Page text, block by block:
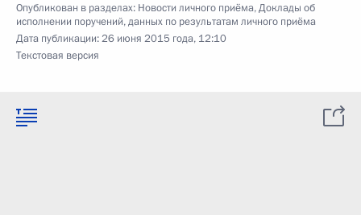
Опубликован в разделах: Новости личного приёма,Доклады об
исполнении поручений, данных по результатам личного приёма
Дата публикации:26 июня 2015 года, 12:10
Текстовая версия